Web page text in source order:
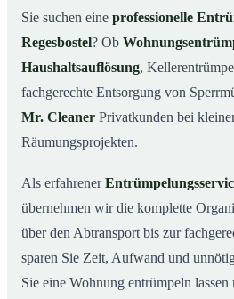
03Was kostet eine Entrümpelung in
04Warum Mr. Cleaner in
05Typische Anlässe für eine
Jetzt Angebot einholen
Profis
Sie suchen eine professionelle
Regesbostel? Ob
Haushaltsauflösung,
fachgerechte Entsorgung von
Mr. Cleaner Privatkunden bei
Räumungsprojekten.
Als erfahrener
übernehmen wir die komplette
über den Abtransport bis zur
sparen Sie Zeit, Aufwand und
Sie eine Wohnung entrümpeln lassen